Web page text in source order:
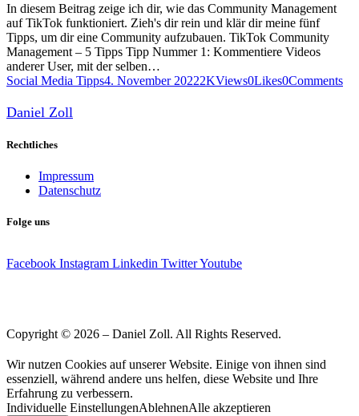
In diesem Beitrag zeige ich dir, wie das Community Management
auf TikTok funktioniert. Zieh's dir rein und klär dir meine fünf
Tipps, um dir eine Community aufzubauen. TikTok Community
Management – 5 Tipps Tipp Nummer 1: Kommentiere Videos
anderer User, mit der selben…
Social Media Tipps4. November 20222KViews0Likes0Comments
Daniel Zoll
Rechtliches
Impressum
Datenschutz
Folge uns
Facebook Instagram Linkedin TwitterYoutube
Copyright © 2026 – Daniel Zoll. All Rights Reserved.
Wir nutzen Cookies auf unserer Website. Einige von ihnen sind
essenziell, während andere uns helfen, diese Website und Ihre
Erfahrung zu verbessern.
Individuelle EinstellungenAblehnenAlle akzeptieren